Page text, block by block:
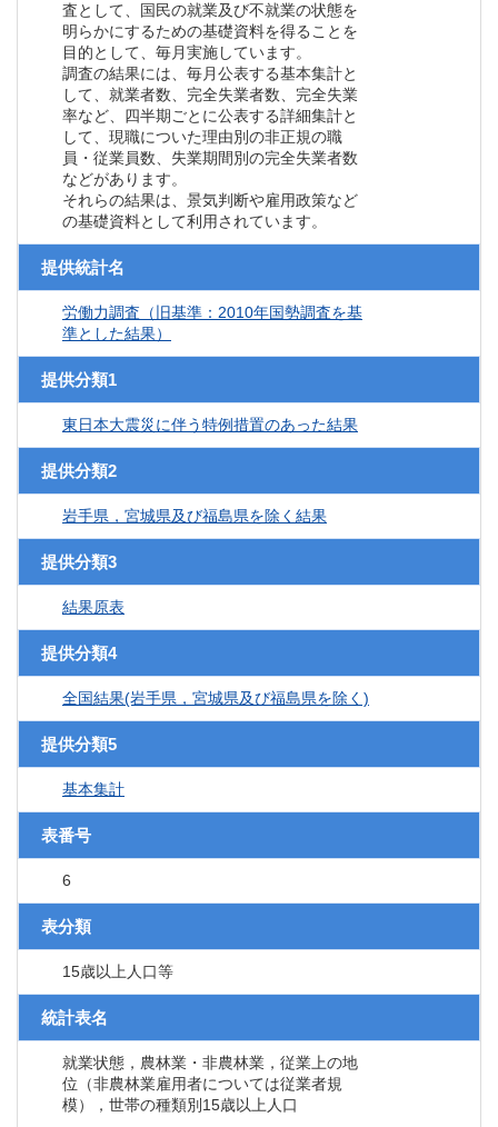
査として、国民の就業及び不就業の状態を
明らかにするための基礎資料を得ることを
目的として、毎月実施しています。
調査の結果には、毎月公表する基本集計と
して、就業者数、完全失業者数、完全失業
率など、四半期ごとに公表する詳細集計と
して、現職についた理由別の非正規の職
員・従業員数、失業期間別の完全失業者数
などがあります。
それらの結果は、景気判断や雇用政策など
の基礎資料として利用されています。
提供統計名
労働力調査（旧基準：2010年国勢調査を基
準とした結果）
提供分類1
東日本大震災に伴う特例措置のあった結果
提供分類2
岩手県，宮城県及び福島県を除く結果
提供分類3
結果原表
提供分類4
全国結果(岩手県，宮城県及び福島県を除く)
提供分類5
基本集計
表番号
6
表分類
15歳以上人口等
統計表名
就業状態，農林業・非農林業，従業上の地
位（非農林業雇用者については従業者規
模），世帯の種類別15歳以上人口